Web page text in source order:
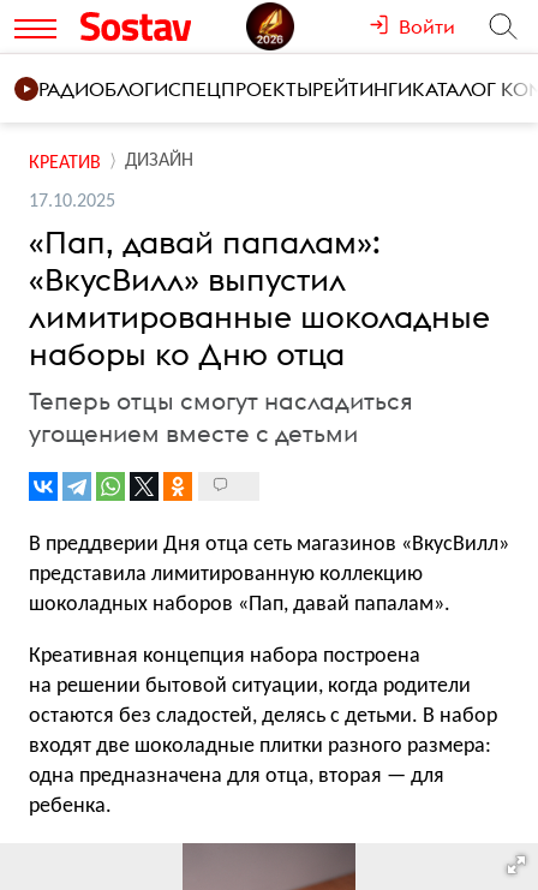
Войти
РАДИОБЛОГИСПЕЦПРОЕКТЫРЕЙТИНГИКАТАЛОГ
КРЕАТИВ ДИЗАЙН
17.10.2025
«Пап, давай папалам»:
«ВкусВилл» выпустил
лимитированные шоколадные
наборы ко Дню отца
Теперь отцы смогут насладиться
угощением вместе с детьми
В преддверии Дня отца сеть магазинов «ВкусВилл»
представила лимитированную коллекцию
шоколадных наборов «Пап, давай папалам».
Креативная концепция набора построена
на решении бытовой ситуации, когда родители
остаются без сладостей, делясь с детьми. В набор
входят две шоколадные плитки разного размера:
одна предназначена для отца, вторая — для
ребенка.